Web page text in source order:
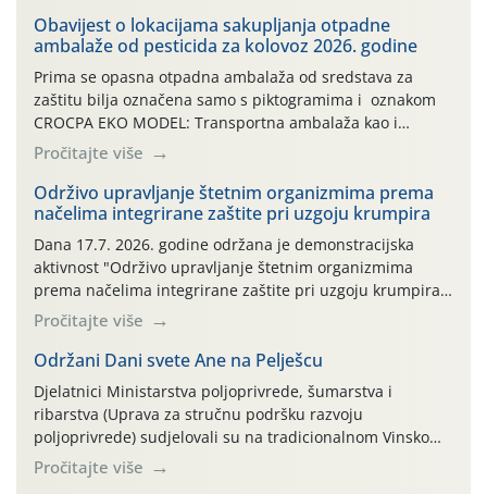
Obavijest o lokacijama sakupljanja otpadne
ambalaže od pesticida za kolovoz 2026. godine
Prima se opasna otpadna ambalaža od sredstava za
zaštitu bilja označena samo s piktogramima i oznakom
CROCPA EKO MODEL: Transportna ambalaža kao i
ambalaža drugih proizvoda koji nisu sredstva za zaštitu
bilja (npr. ambalaža od mineralnih gnojiva,) se ne
prihvaća. Korisnicima je osiguran besplatni povrat
prazne ambalaže isključivo ovih tvrtki: AGROCHEM-MAKS,
AGRONOM, ALBAUGH TKI* (PINUS […]
Pročitajte više
Održivo upravljanje štetnim organizmima prema
načelima integrirane zaštite pri uzgoju krumpira
Dana 17.7. 2026. godine održana je demonstracijska
aktivnost "Održivo upravljanje štetnim organizmima
prema načelima integrirane zaštite pri uzgoju krumpira"
na pokusnom polju "Poredje", kraj naselja Belica (ARKOD
parcela ID 2445031) (središnji dio Međimurske županije).
Pročitajte više
Održani Dani svete Ane na Pelješcu
Djelatnici Ministarstva poljoprivrede, šumarstva i
ribarstva (Uprava za stručnu podršku razvoju
poljoprivrede) sudjelovali su na tradicionalnom Vinskom
forumu, održanom 24.07.2026. godine u Domu vinarske
tradicije u Putnikovićima na poluotoku Pelješcu, u
Pročitajte više